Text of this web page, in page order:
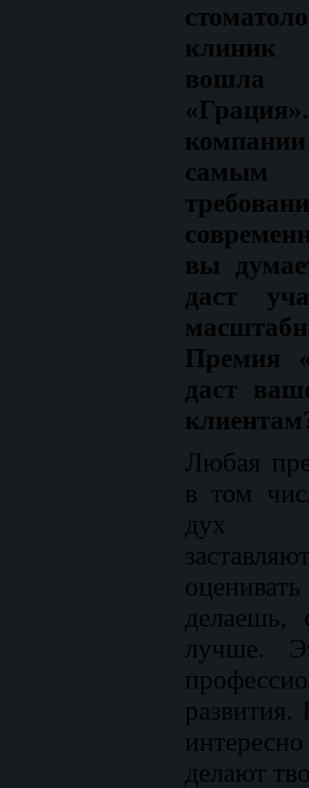
вы
даст
Премия
даст
Любая
в том
дух
делаешь,
лучше.
развития.
делают